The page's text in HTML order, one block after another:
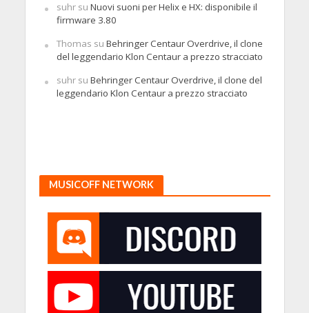
suhrsu Nuovi suoni per Helix e HX: disponibile il
firmware 3.80
Thomas su Behringer Centaur Overdrive, il clone
del leggendario Klon Centaur a prezzo stracciato
suhrsu Behringer Centaur Overdrive, il clone del
leggendario Klon Centaur a prezzo stracciato
MUSICOFF NETWORK